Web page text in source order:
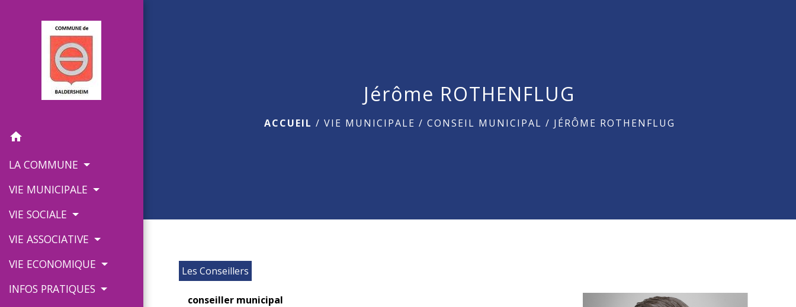
home
LA COMMUNE
VIE MUNICIPALE
VIE SOCIALE
VIE ASSOCIATIVE
VIE ECONOMIQUE
INFOS PRATIQUES
Jérôme ROTHENFLUG
ACCUEIL / VIE MUNICIPALE / CONSEIL MUNICIPAL / JÉRÔME ROTHENFLUG
Les Conseillers
conseiller municipal